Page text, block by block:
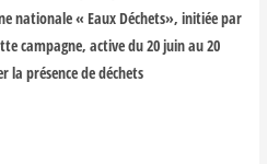
nationale « Eaux Déchets», initiée par
campagne, active du 20 juin au 20
la présence de déchets